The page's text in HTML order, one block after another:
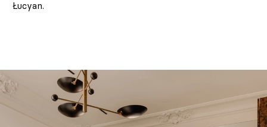
Łucyan.